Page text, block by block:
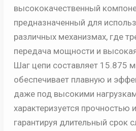
высококачественный
предназначенный для
различных механизмах, где
передача мощности и
Шаг цепи составляет 15.875
обеспечивает плавную и
даже под высокими
характеризуется прочностью
гарантируя длительный срок